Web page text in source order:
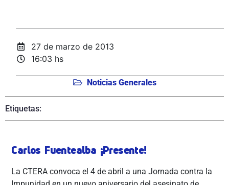
27 de marzo de 2013
16:03 hs
Noticias Generales
Etiquetas:
Carlos Fuentealba ¡Presente!
La CTERA convoca el 4 de abril a una Jornada contra la